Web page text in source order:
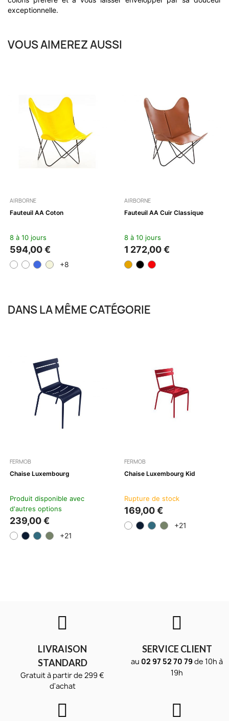
exceptionnelle.
VOUS AIMEREZ AUSSI
AIRBORNE
Fauteuil AA Coton
8 à 10 jours
594,00 €
+8
AIRBORNE
Fauteuil AA Cuir Classique
8 à 10 jours
1 272,00 €
DANS LA MÊME CATÉGORIE
FERMOB
Chaise Luxembourg
Produit disponible avec
d'autres options
239,00 €
+21
FERMOB
Chaise Luxembourg Kid
Rupture de stock
169,00 €
+21
LIVRAISON
STANDARD
Gratuit à partir de 299 €
d'achat
SERVICE CLIENT
au 02 97 52 70 79 de 10h à
19h